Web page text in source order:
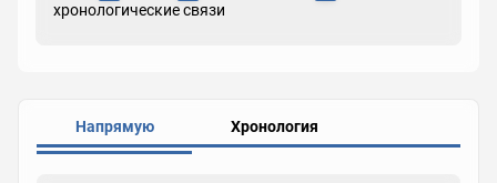
хронологические связи
Напрямую Хронология